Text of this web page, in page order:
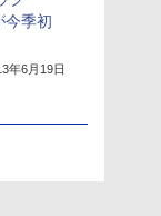
今季初
年6月19日